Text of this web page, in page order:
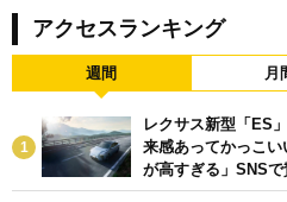
アクセスランキング
週間 月
1
レクサス新型「ES
来感あってかっこい
が高すぎる」SNS